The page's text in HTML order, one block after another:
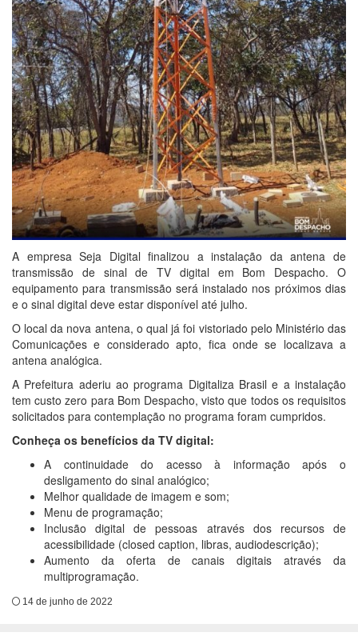
A empresa Seja Digital finalizou a instalação da antena de
transmissão de sinal de TV digital em Bom Despacho. O
equipamento para transmissão será instalado nos próximos dias
e o sinal digital deve estar disponível até julho.
O local da nova antena, o qual já foi vistoriado pelo Ministério das
Comunicações e considerado apto, fica onde se localizava a
antena analógica.
A Prefeitura aderiu ao programa Digitaliza Brasil e a instalação
tem custo zero para Bom Despacho, visto que todos os requisitos
solicitados para contemplação no programa foram cumpridos.
Conheça os benefícios da TV digital:
A continuidade do acesso à informação após o
desligamento do sinal analógico;
Melhor qualidade de imagem e som;
Menu de programação;
Inclusão digital de pessoas através dos recursos de
acessibilidade (closed caption, libras, audiodescrição);
Aumento da oferta de canais digitais através da
multiprogramação.
14 de junho de 2022